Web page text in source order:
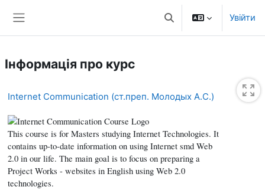
Переключити Увійти
Інформація про курс
Internet Communication (ст.преп. Молодых А.С.)
This course is for Masters studying Internet Technologies. It
contains up-to-date information on using Internet smd Web
2.0 in our life. The main goal is to focus on preparing a
Project Works - websites in English using Web 2.0
technologies.